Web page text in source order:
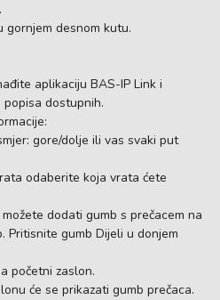
gornjem desnom kutu.
aplikaciju BAS-IP Link i
dostupnih.
gore/dolje ili vas svaki put
odaberite koja vrata ćete
dodati gumb s prečacem na
Pritisnite gumb Dijeli u donjem
početni zaslon.
će se prikazati gumb prečaca.